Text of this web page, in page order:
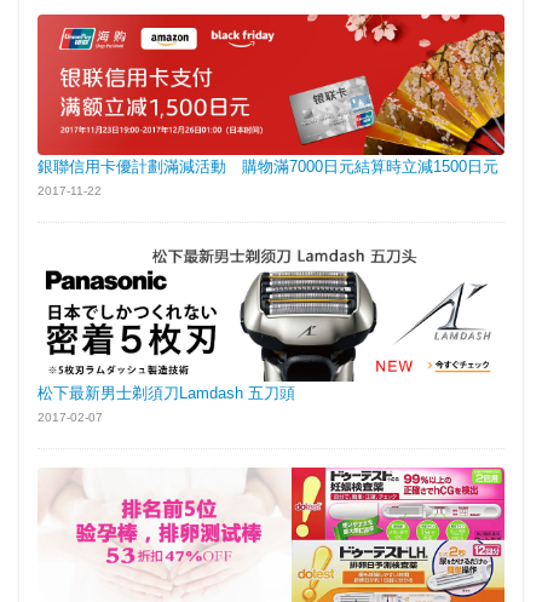
銀聯信用卡優計劃滿減活動 購物滿7000日元結算時立減1500日元
2017-11-22
松下最新男士剃須刀Lamdash 五刀頭
2017-02-07